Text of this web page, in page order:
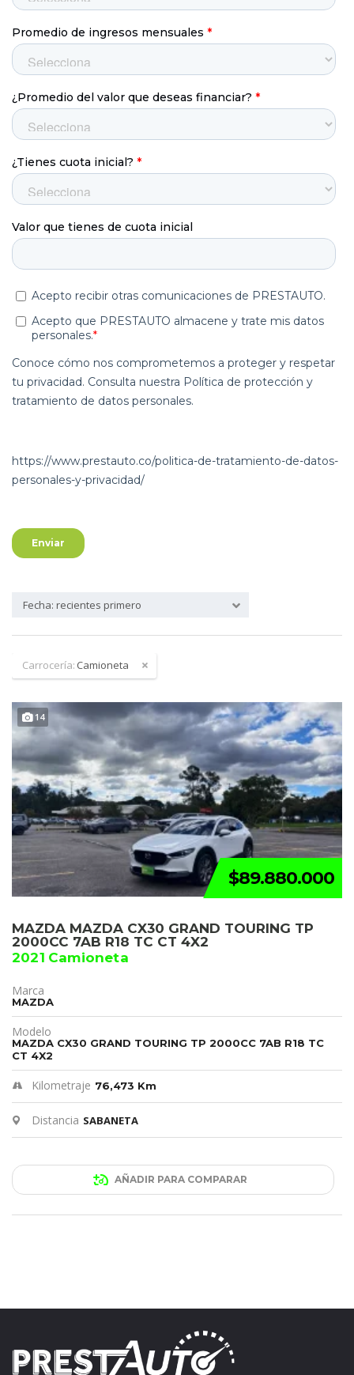
Fecha: recientes primero
Carrocería: Camioneta
14
$89.880.000
MAZDA MAZDA CX30 GRAND TOURING TP
2000CC 7AB R18 TC CT 4X2
2021 Camioneta
Marca
MAZDA
Modelo
MAZDA CX30 GRAND TOURING TP 2000CC 7AB R18 TC
CT 4X2
Kilometraje 76,473 Km
Distancia SABANETA
AÑADIR PARA COMPARAR